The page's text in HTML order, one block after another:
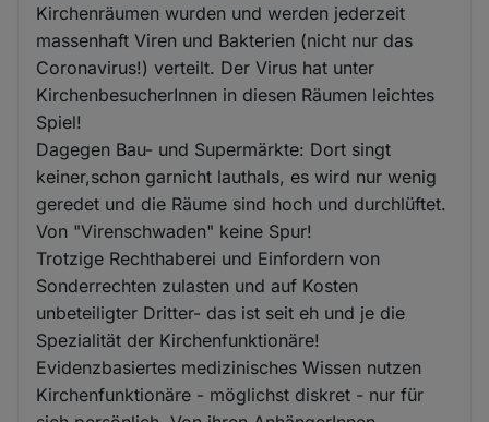
Kirchenräumen wurden und werden jederzeit
massenhaft Viren und Bakterien (nicht nur das
Coronavirus!) verteilt. Der Virus hat unter
KirchenbesucherInnen in diesen Räumen leichtes
Spiel!
Dagegen Bau- und Supermärkte: Dort singt
keiner,schon garnicht lauthals, es wird nur wenig
geredet und die Räume sind hoch und durchlüftet.
Von "Virenschwaden" keine Spur!
Trotzige Rechthaberei und Einfordern von
Sonderrechten zulasten und auf Kosten
unbeteiligter Dritter- das ist seit eh und je die
Spezialität der Kirchenfunktionäre!
Evidenzbasiertes medizinisches Wissen nutzen
Kirchenfunktionäre - möglichst diskret - nur für